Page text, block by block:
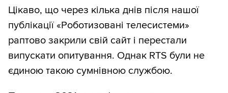
Цікаво, що через кілька днів після нашої
публікації «Роботизовані телесистеми»
раптово закрили свій сайт і перестали
випускати опитування. Однак RTS були не
єдиною такою сумнівною службою.